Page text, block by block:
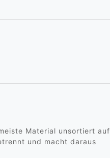
Material unsortiert auf
und macht daraus